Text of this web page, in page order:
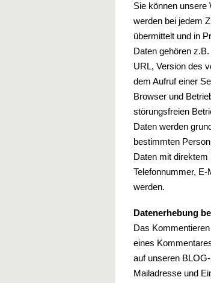
Sie können unsere
werden bei jedem
übermittelt und in
Daten gehören
URL, Version des
dem Aufruf einer
Browser und
störungsfreien
Daten werden
bestimmten
Daten mit
Telefonnummer,
werden.
Datenerhebung
Das
eines
auf unseren
Mailadresse und